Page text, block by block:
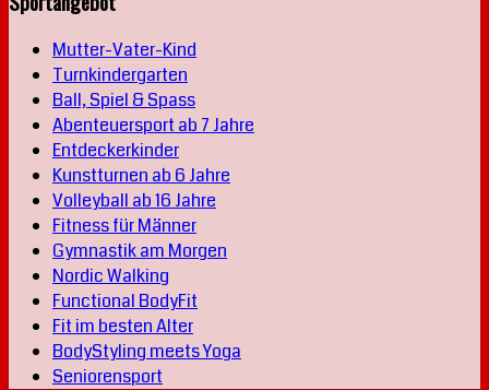
Mutter-Vater-Kind
Turnkindergarten
Ball, Spiel & Spass
Abenteuersport ab 7 Jahre
Entdeckerkinder
Kunstturnen ab 6 Jahre
Volleyball ab 16 Jahre
Fitness für Männer
Gymnastik am Morgen
Nordic Walking
Functional BodyFit
Fit im besten Alter
BodyStyling meets Yoga
Seniorensport